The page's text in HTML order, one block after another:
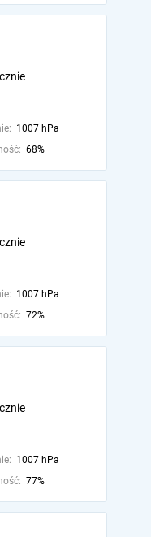
1007 hPa
68%
1007 hPa
72%
1007 hPa
77%